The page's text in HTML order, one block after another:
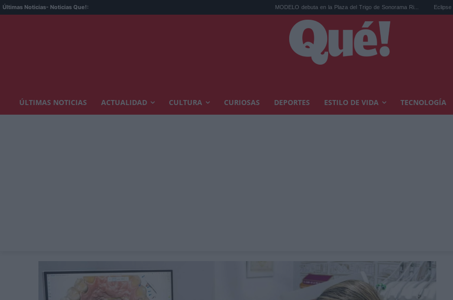
Últimas Noticias- Noticias Que!: MODELO debuta en la Plaza del Trigo de Sonorama Ri... Eclipse solar en
ÚLTIMAS NOTICIAS ACTUALIDAD CULTURA CURIOSAS DEPORTES ESTILO DE VIDA TECNOLOGÍA